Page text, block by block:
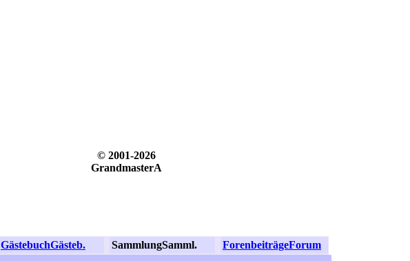
© 2001-2026
GrandmasterA
GästebuchGästeb. SammlungSamml. ForenbeiträgeForum